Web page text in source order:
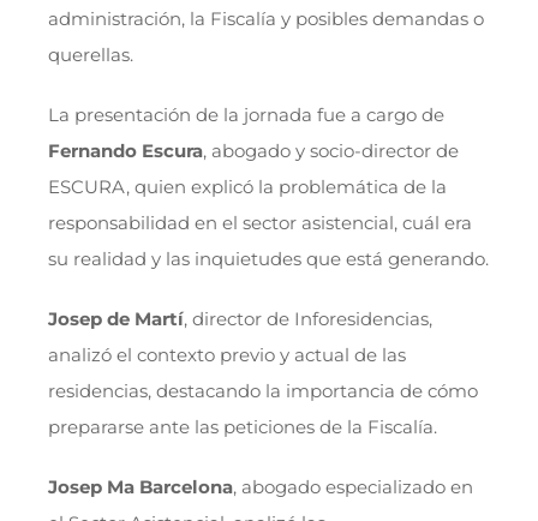
administración, la Fiscalía y posibles demandas o
querellas.
La presentación de la jornada fue a cargo de
Fernando Escura, abogado y socio-director de
ESCURA, quien explicó la problemática de la
responsabilidad en el sector asistencial, cuál era
su realidad y las inquietudes que está generando.
Josep de Martí, director de Inforesidencias,
analizó el contexto previo y actual de las
residencias, destacando la importancia de cómo
prepararse ante las peticiones de la Fiscalía.
Josep Ma Barcelona, abogado especializado en